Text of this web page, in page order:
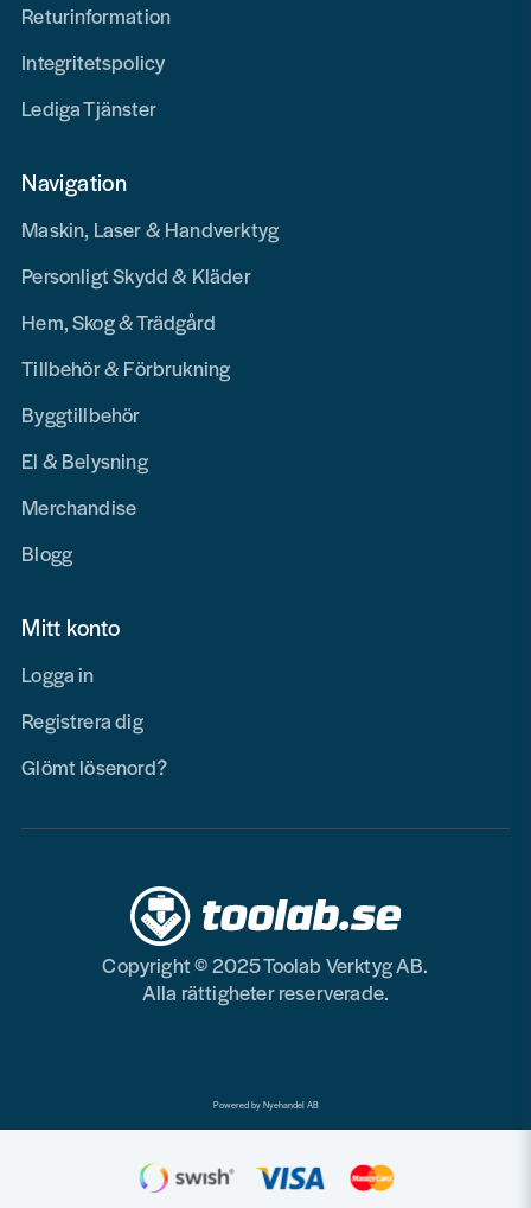
Returinformation
Integritetspolicy
Lediga Tjänster
Navigation
Maskin, Laser & Handverktyg
Personligt Skydd & Kläder
Hem, Skog & Trädgård
Tillbehör & Förbrukning
Byggtillbehör
El & Belysning
Merchandise
Blogg
Mitt konto
Logga in
Registrera dig
Glömt lösenord?
Copyright © 2025 Toolab Verktyg AB.
Alla rättigheter reserverade.
Powered by Nyehandel AB